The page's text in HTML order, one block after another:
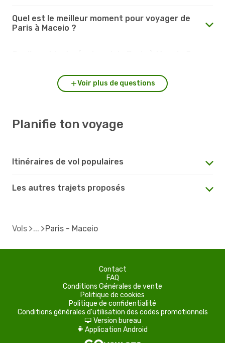
Quel est le meilleur moment pour voyager de
Paris à Maceio ?
Voir plus de questions
Planifie ton voyage
Itinéraires de vol populaires
Les autres trajets proposés
Vols Paris - Maceio
Contact
FAQ
Conditions Générales de vente
Politique de cookies
Politique de confidentialité
Conditions générales d'utilisation des codes promotionnels
d Version bureau
A Application Android